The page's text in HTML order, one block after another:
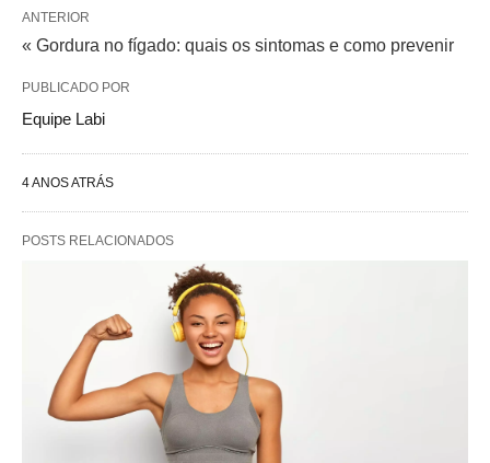
ANTERIOR
« Gordura no fígado: quais os sintomas e como prevenir
PUBLICADO POR
Equipe Labi
4 ANOS ATRÁS
POSTS RELACIONADOS